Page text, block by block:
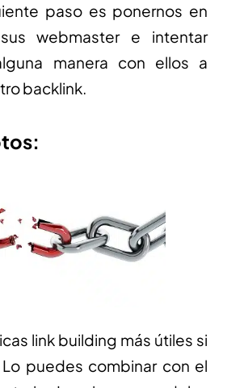
paso es ponernos en
webmaster e intentar
manera con ellos a
backlink.
link building más útiles si
puedes combinar con el